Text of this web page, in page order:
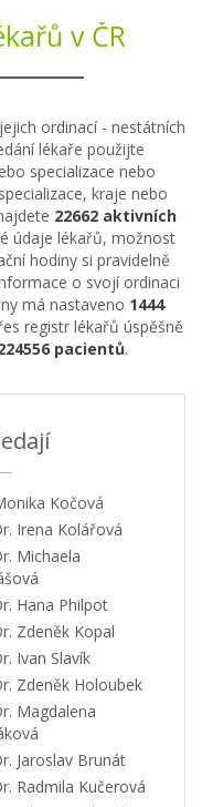
v ČR
ordinací - nestátních
lékaře použijte
specializace nebo
kraje nebo
22662 aktivních
údaje lékařů, možnost
hodiny si pravidelně
o svojí ordinaci
má nastaveno 1444
registr lékařů úspěšně
pacientů.
Kočová
Irena Kolářová
Michaela
Hana Philpot
Zdeněk Kopal
Ivan Slavík
Zdeněk Holoubek
Magdalena
Jaroslav Brunát
Radmila Kučerová